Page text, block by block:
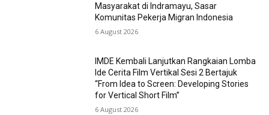
Masyarakat di Indramayu, Sasar
Komunitas Pekerja Migran Indonesia
6 August 2026
IMDE Kembali Lanjutkan Rangkaian Lomba
Ide Cerita Film Vertikal Sesi 2 Bertajuk
“From Idea to Screen: Developing Stories
for Vertical Short Film”
6 August 2026